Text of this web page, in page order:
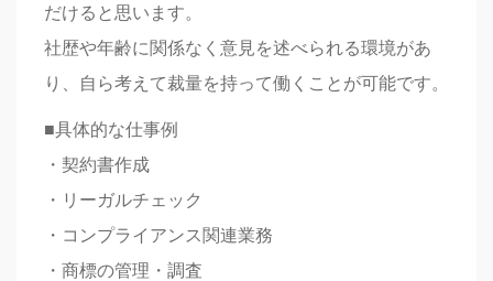
だけると思います。
社歴や年齢に関係なく意見を述べられる環境があ
り、自ら考えて裁量を持って働くことが可能です。
■具体的な仕事例
・契約書作成
・リーガルチェック
・コンプライアンス関連業務
・商標の管理・調査